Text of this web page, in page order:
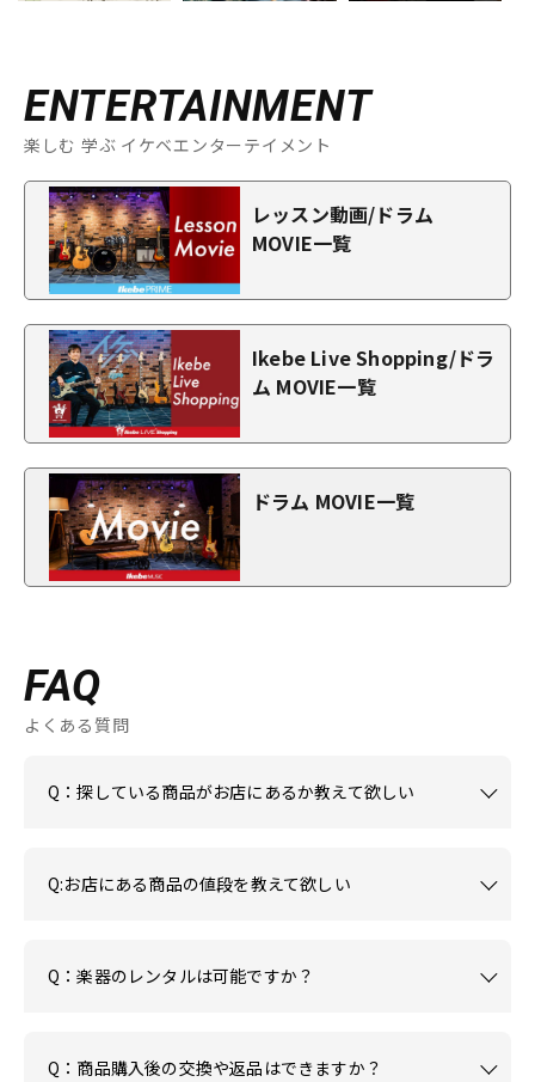
ENTERTAINMENT
楽しむ 学ぶ イケベエンターテイメント
レッスン動画/ドラム
MOVIE一覧
Ikebe Live Shopping/ドラ
ム MOVIE一覧
ドラム MOVIE一覧
FAQ
よくある質問
Q：探している商品がお店にあるか教えて欲しい
Q:お店にある商品の値段を教えて欲しい
Q：楽器のレンタルは可能ですか？
Q：商品購入後の交換や返品はできますか？